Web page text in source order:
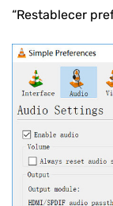
“Restablecer